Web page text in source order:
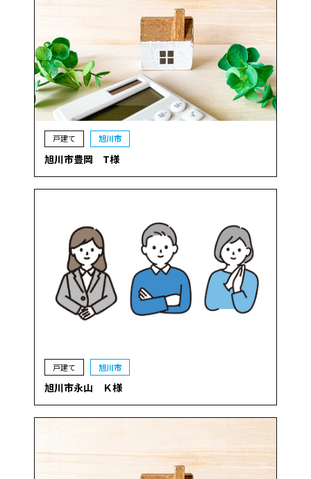
戸建て 旭川市
旭川市豊岡 T様
戸建て 旭川市
旭川市永山 Ｋ様